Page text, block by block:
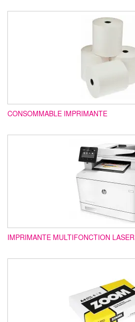
CONSOMMABLE IMPRIMANTE
IMPRIMANTE MULTIFONCTION LASER